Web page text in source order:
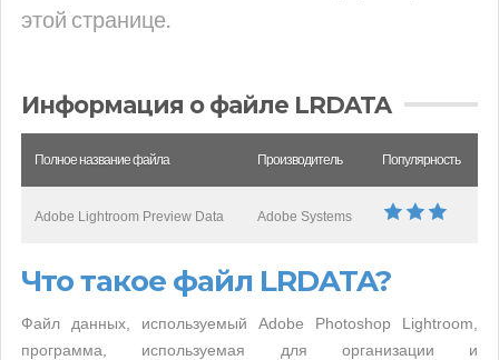
этой странице.
Информация о файле LRDATA
Полное название файла Производитель Популярность
Adobe Lightroom Preview Data Adobe Systems
Что такое файл LRDATA?
Файл данных, используемый Adobe Photoshop Lightroom,
программа, используемая для организации и